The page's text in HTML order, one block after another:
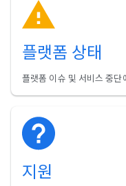
플랫폼 상태
플랫폼 이슈 및 서비스 중단
지원